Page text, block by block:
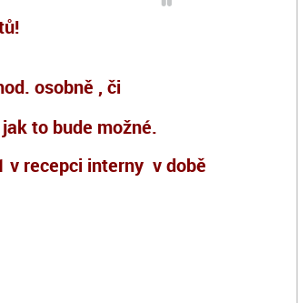
osobně , či
to bude možné.
v recepci interny v době